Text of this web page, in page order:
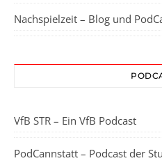
Nachspielzeit – Blog und
VfB STR – Ein VfB Podcast
PodCannstatt – Podcast der